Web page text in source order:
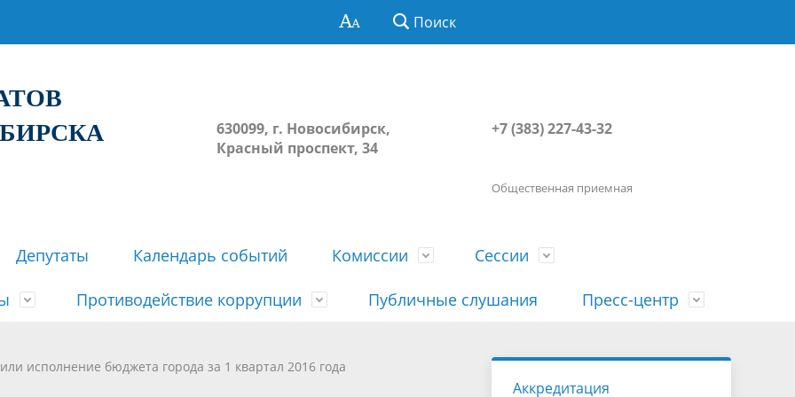
Поиск
630099, г. Новосибирск,
Красный проспект, 34
+7 (383) 227-43-32
Общественная приемная
Регламент Совета
История
Депутаты Календарь событий Комиссии
комиссии Архив
Сессии
проектов решений,
Сведения о признании судом
Порядок посещения сессии
гражданами
Календарь приема граждан
Противодействие коррупции
материалы Формы и бланки
Сведения о доходах, расходах, об
имуществе, обязательствах
Публичные слушания Пресс-центр
Совет депутатов в СМИ
Наша "Прямая линия"
исполнение бюджета города за 1 квартал 2016 года
Аккредитация